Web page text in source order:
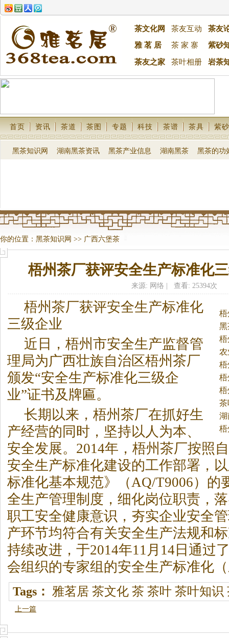
茶文化网 茶友互动
茶友
雅 茗 居
茶 家 寨 紫砂
茶友之家 茶叶相册 岩茶
首页 资讯 茶道 茶图 专题 科技 茶谱 茶具 紫砂
黑茶知识网 湖南黑茶资讯 黑茶产业信息 湖南黑茶 黑茶的功
你的位置： 黑茶知识网 >> 广西六堡茶
梧州茶厂获评安全生产标准化
来源: 网络 | 查看: 25394次
级
的
农
统
茶
梧
训
梧州茶厂获评安全生产标准化
三级企业
近日，梧州市安全生产监督管
理局为广西壮族自治区梧州茶厂
颁发“安全生产标准化三级企
业”证书及牌匾。
长期以来，梧州茶厂在抓好生
产经营的同时，坚持以人为本、
安全发展。2014年，梧州茶厂按照
安全生产标准化建设的工作部署，
标准化基本规范》（AQ/T9006）的
全生产管理制度，细化岗位职责，
职工安全健康意识，夯实企业安全
产环节均符合有关安全生产法规和
持续改进，于2014年11月14日通过
会组织的专家组的安全生产标准化
Tags： 雅茗居 茶文化 茶 茶叶 茶叶知识
上一篇